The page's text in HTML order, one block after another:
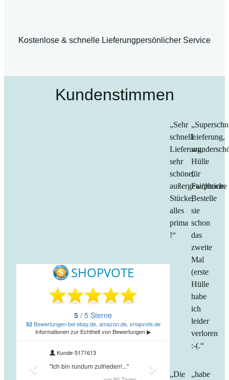
Kostenlose & schnelle Lieferungpersönlicher Service
Kundenstimmen
„Sehr
schnelle
Lieferung,
sehr
schöne,
außergewöhniche
Stücke,
alles
prima
!“
Lieferung,
Hülle
für
Fairphone.
Bestelle
sie
schon
das
zweite
Mal
(erste
Hülle
habe
ich
leider
verloren
:-(.“
„Die
„habe